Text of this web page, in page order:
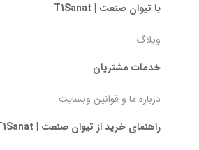
با تیوان صنعت | T1Sanat
وبلاگ
خدمات مشتریان
درباره ما و قوانین وبسایت
راهنمای خرید از تیوان صنعت | T1Sanat